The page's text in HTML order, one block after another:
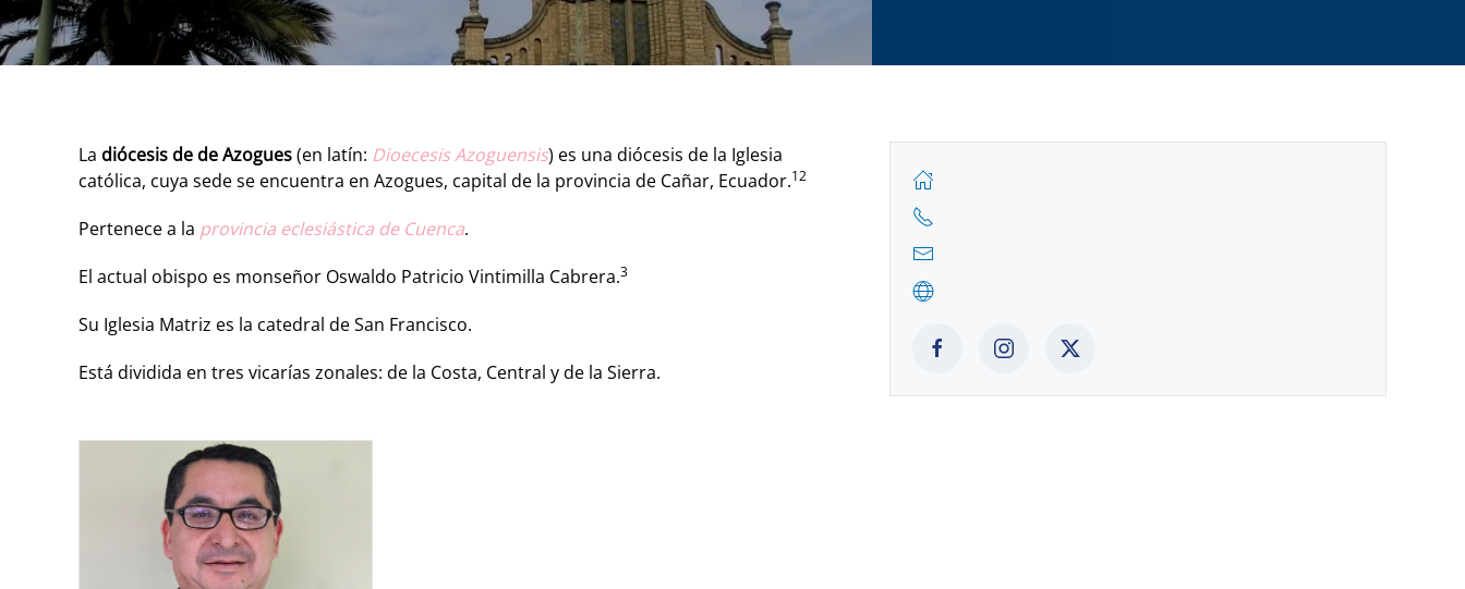
La diócesis de de Azogues(en latín: Dioecesis Azoguensis) es una diócesis de la Iglesia
católica, cuya sede se encuentra en Azogues, capital de la provincia de Cañar, Ecuador.12
Pertenece a la provincia eclesiástica de Cuenca.
El actual obispo es monseñor Oswaldo Patricio Vintimilla Cabrera.3
Su Iglesia Matriz es la catedral de San Francisco.
Está dividida en tres vicarías zonales: de la Costa, Central y de la Sierra.